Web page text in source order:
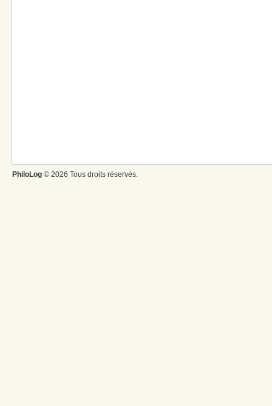
PhiloLog © 2026 Tous droits réservés.